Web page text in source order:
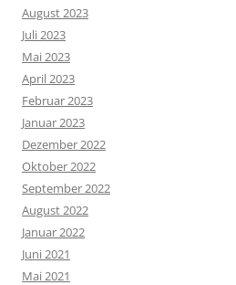
August 2023
Juli 2023
Mai 2023
April 2023
Februar 2023
Januar 2023
Dezember 2022
Oktober 2022
September 2022
August 2022
Januar 2022
Juni 2021
Mai 2021